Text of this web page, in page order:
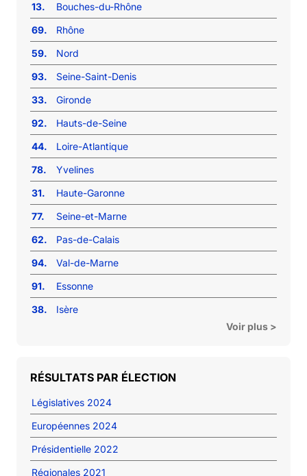
13.
Bouches-du-Rhône
69.
Rhône
59.
Nord
93.
Seine-Saint-Denis
33.
Gironde
92.
Hauts-de-Seine
44.
Loire-Atlantique
78.
Yvelines
31.
Haute-Garonne
77.
Seine-et-Marne
62.
Pas-de-Calais
94.
Val-de-Marne
91.
Essonne
38.
Isère
Voir plus >
RÉSULTATS PAR ÉLECTION
Législatives 2024
Européennes 2024
Présidentielle 2022
Régionales 2021